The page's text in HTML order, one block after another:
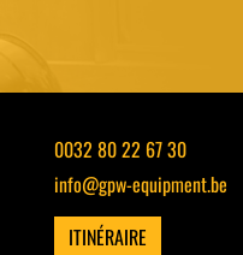
0032 80 22 67 30
info@gpw-equipment.be
ITINÉRAIRE